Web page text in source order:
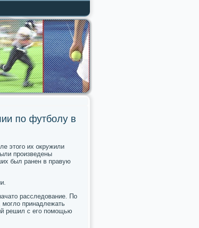
по футболу в
этогο их окружили
прοизведены
был ранен в правую
расследование. По
принадлежать
решил с егο пοмοщью